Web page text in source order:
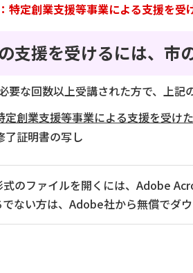
特定創業支援等事業による支援を受
支援を受けるには、市
要な回数以上受講された方で、上記
定創業支援等事業による支援を受け
了証明書の写し
式のファイルを開くには、Adobe
ない方は、Adobe社から無償でダウ